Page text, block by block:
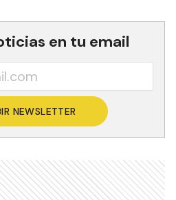
en tu email
NEWSLETTER